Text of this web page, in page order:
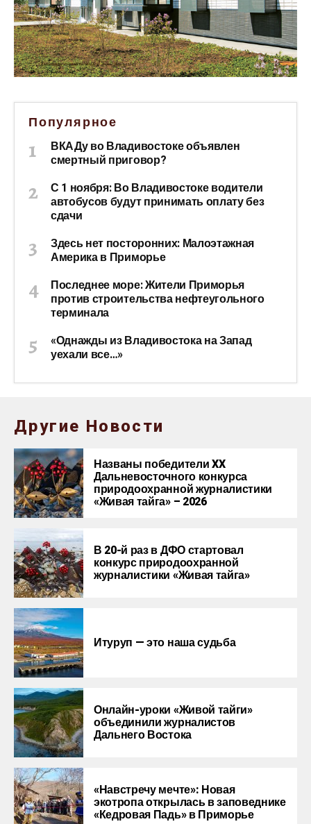
Популярное
ВКАДу во Владивостоке объявлен
смертный приговор?
С 1 ноября: Во Владивостоке водители
автобусов будут принимать оплату без
сдачи
Здесь нет посторонних: Малоэтажная
Америка в Приморье
Последнее море: Жители Приморья
против строительства нефтеугольного
терминала
«Однажды из Владивостока на Запад
уехали все…»
Другие Новости
Названы победители XX
Дальневосточного конкурса
природоохранной журналистики
«Живая тайга» – 2026
В 20-й раз в ДФО стартовал
конкурс природоохранной
журналистики «Живая тайга»
Итуруп — это наша судьба
Онлайн-уроки «Живой тайги»
объединили журналистов
Дальнего Востока
«Навстречу мечте»: Новая
экотропа открылась в заповеднике
«Кедровая Падь» в Приморье